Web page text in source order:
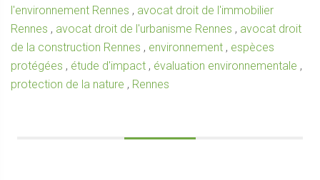
l'environnement Rennes , avocat droit de l'immobilier
Rennes , avocat droit de l'urbanisme Rennes , avocat droit
de la construction Rennes , environnement , espèces
protégées , étude d'impact , évaluation environnementale ,
protection de la nature , Rennes